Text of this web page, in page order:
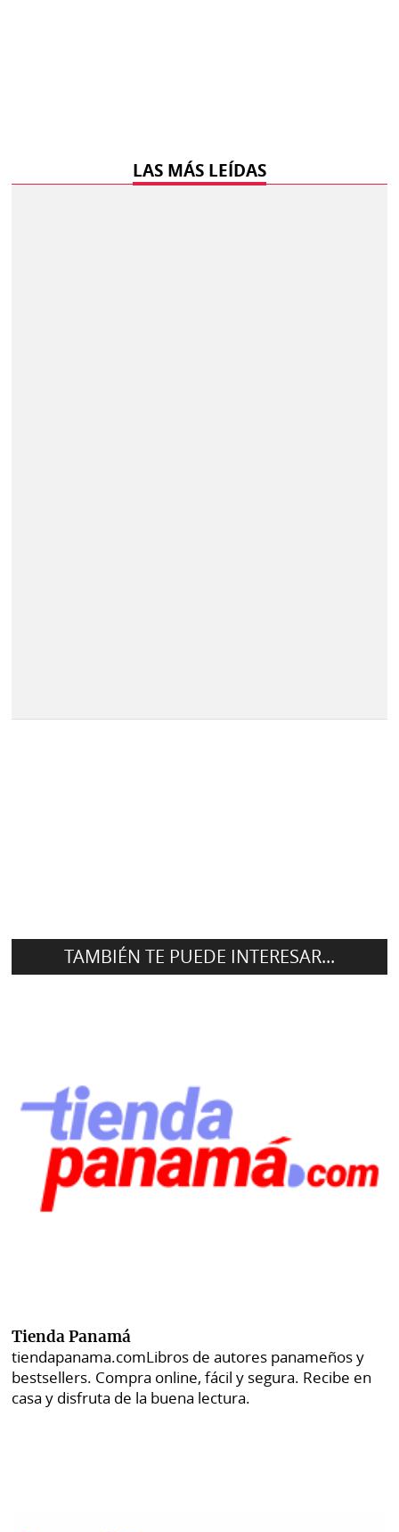
LAS MÁS LEÍDAS
TAMBIÉN TE PUEDE INTERESAR...
Tienda Panamá
tiendapanama.comLibros de autores panameños y
bestsellers. Compra online, fácil y segura. Recibe en
casa y disfruta de la buena lectura.